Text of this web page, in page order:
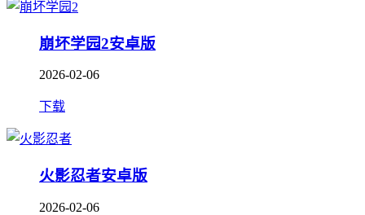
崩坏学园2安卓版
2026-02-06
下载
火影忍者安卓版
2026-02-06